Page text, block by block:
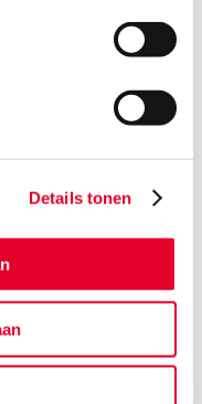
Details tonen